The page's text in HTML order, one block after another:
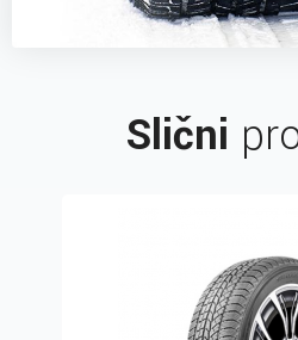
Slični